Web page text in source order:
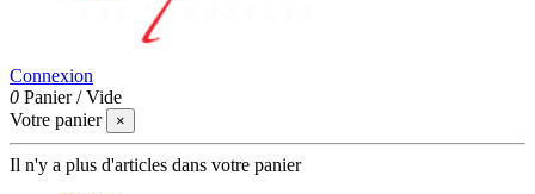
Connexion
0 Panier /Vide
Votre panier
×
Il n'y a plus d'articles dans votre panier